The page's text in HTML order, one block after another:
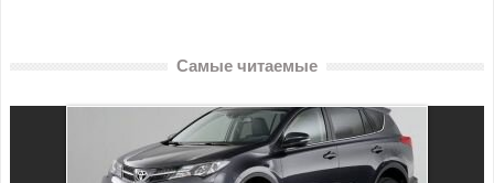
Самые читаемые